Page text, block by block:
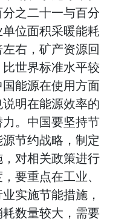
之二十一与百分
位面积采暖能耗
右，矿产资源回
世界标准水平较
能源在使用方面
明在能源效率的
。中国要坚持节
节约战略，制定
对相关政策进行
要重点在工业、
实施节能措施，
数量较大，需要